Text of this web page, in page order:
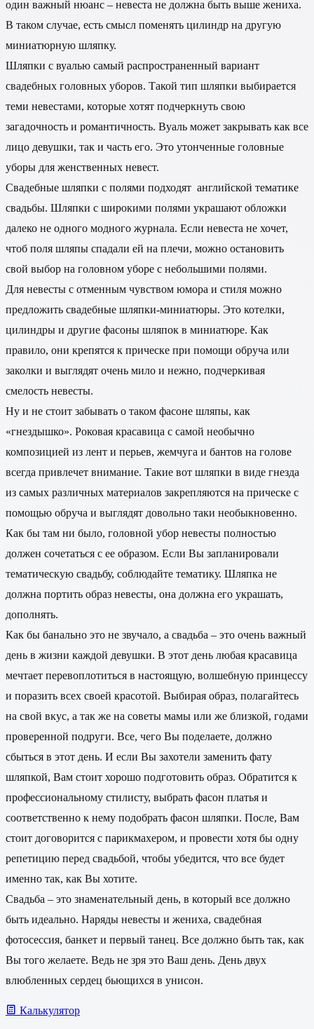
один важный нюанс – невеста не должна быть выше жениха.
В таком случае, есть смысл поменять цилиндр на другую
миниатюрную шляпку.
Шляпки с вуалью самый распространенный вариант
свадебных головных уборов. Такой тип шляпки выбирается
теми невестами, которые хотят подчеркнуть свою
загадочность и романтичность. Вуаль может закрывать как все
лицо девушки, так и часть его. Это утонченные головные
уборы для женственных невест.
Свадебные шляпки с полями подходят английской тематике
свадьбы. Шляпки с широкими полями украшают обложки
далеко не одного модного журнала. Если невеста не хочет,
чтоб поля шляпы спадали ей на плечи, можно остановить
свой выбор на головном уборе с небольшими полями.
Для невесты с отменным чувством юмора и стиля можно
предложить свадебные шляпки-миниатюры. Это котелки,
цилиндры и другие фасоны шляпок в миниатюре. Как
правило, они крепятся к прическе при помощи обруча или
заколки и выглядят очень мило и нежно, подчеркивая
смелость невесты.
Ну и не стоит забывать о таком фасоне шляпы, как
«гнездышко». Роковая красавица с самой необычно
композицией из лент и перьев, жемчуга и бантов на голове
всегда привлечет внимание. Такие вот шляпки в виде гнезда
из самых различных материалов закрепляются на прическе с
помощью обруча и выглядят довольно таки необыкновенно.
Как бы там ни было, головной убор невесты полностью
должен сочетаться с ее образом. Если Вы запланировали
тематическую свадьбу, соблюдайте тематику. Шляпка не
должна портить образ невесты, она должна его украшать,
дополнять.
Как бы банально это не звучало, а свадьба – это очень важный
день в жизни каждой девушки. В этот день любая красавица
мечтает перевоплотиться в настоящую, волшебную принцессу
и поразить всех своей красотой. Выбирая образ, полагайтесь
на свой вкус, а так же на советы мамы или же близкой, годами
проверенной подруги. Все, чего Вы поделаете, должно
сбыться в этот день. И если Вы захотели заменить фату
шляпкой, Вам стоит хорошо подготовить образ. Обратится к
профессиональному стилисту, выбрать фасон платья и
соответственно к нему подобрать фасон шляпки. После, Вам
стоит договорится с парикмахером, и провести хотя бы одну
репетицию перед свадьбой, чтобы убедится, что все будет
именно так, как Вы хотите.
Свадьба – это знаменательный день, в который все должно
быть идеально. Наряды невесты и жениха, свадебная
фотосессия, банкет и первый танец. Все должно быть так, как
Вы того желаете. Ведь не зря это Ваш день. День двух
влюбленных сердец бьющихся в унисон.
Калькулятор